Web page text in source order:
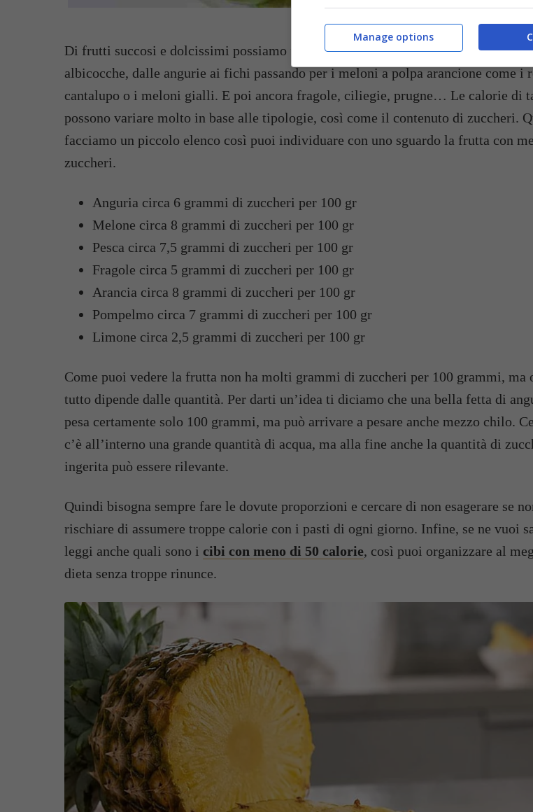
Quanto zucchero ha la frutta, ad
Di frutti succosi e dolcissimi possiamo fare un lungo elenco, si va dalle pesche
albicocche, dalle angurie ai fichi passando per i meloni a polpa arancione come i
cantalupo o i meloni gialli. E poi ancora fragole, ciliegie, prugne… Le calorie di
possono variare molto in base alle tipologie, così come il contenuto di zuccheri.
facciamo un piccolo elenco così puoi individuare con uno sguardo la frutta con
zuccheri.
Anguria circa 6 grammi di zuccheri per 100 gr
Melone circa 8 grammi di zuccheri per 100 gr
Pesca circa 7,5 grammi di zuccheri per 100 gr
Fragole circa 5 grammi di zuccheri per 100 gr
Arancia circa 8 grammi di zuccheri per 100 gr
Pompelmo circa 7 grammi di zuccheri per 100 gr
Limone circa 2,5 grammi di zuccheri per 100 gr
Come puoi vedere la frutta non ha molti grammi di zuccheri per 100 grammi, ma
tutto dipende dalle quantità. Per darti un’idea ti diciamo che una bella fetta di
pesa certamente solo 100 grammi, ma può arrivare a pesare anche mezzo chilo.
c’è all’interno una grande quantità di acqua, ma alla fine anche la quantità di
ingerita può essere rilevante.
Quindi bisogna sempre fare le dovute proporzioni e cercare di non esagerare se
rischiare di assumere troppe calorie con i pasti di ogni giorno. Infine, se ne vuoi
leggi anche quali sono i cibi con meno di 50 calorie, così puoi organizzare al
dieta senza troppe rinunce.
Manage options